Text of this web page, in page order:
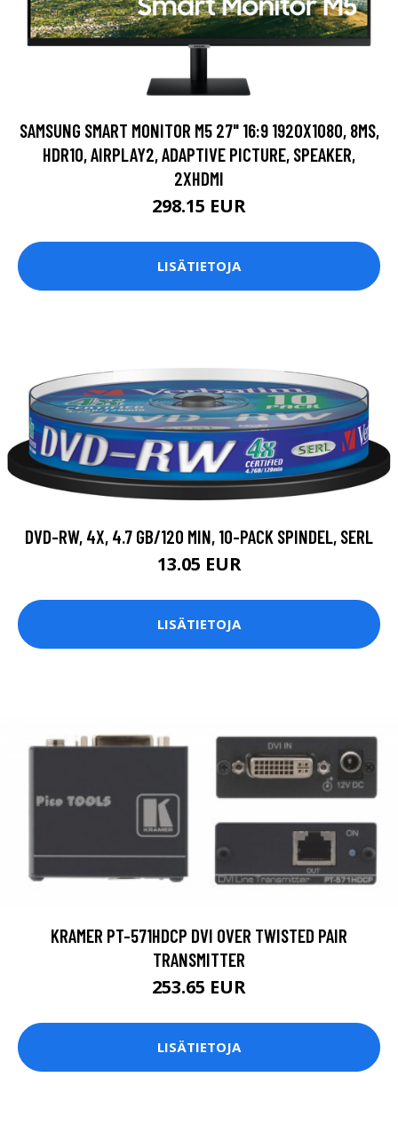
SAMSUNG SMART MONITOR M5 27" 16:9 1920X1080, 8MS,
HDR10, AIRPLAY2, ADAPTIVE PICTURE, SPEAKER,
2XHDMI
298.15 EUR
LISÄTIETOJA
DVD-RW, 4X, 4.7 GB/120 MIN, 10-PACK SPINDEL, SERL
13.05 EUR
LISÄTIETOJA
KRAMER PT-571HDCP DVI OVER TWISTED PAIR
TRANSMITTER
253.65 EUR
LISÄTIETOJA